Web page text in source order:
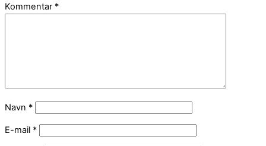
Kommentar *
Navn *
E-mail *